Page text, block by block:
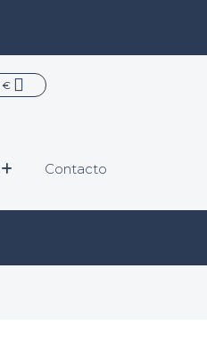
€ Carrito
Contacto